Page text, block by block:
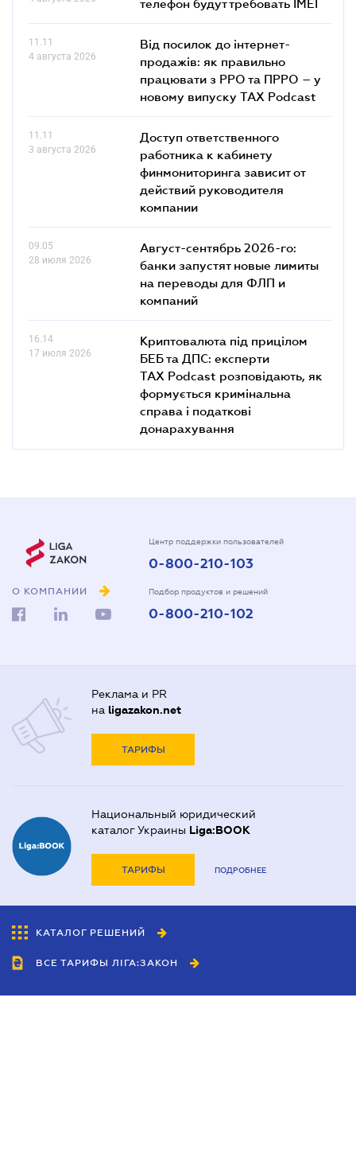
телефон будут требовать IMEI
11.11
4 августа 2026
Від посилок до інтернет-
продажів: як правильно
працювати з РРО та ПРРО – у
новому випуску TAX Podcast
11.11
3 августа 2026
Доступ ответственного
работника к кабинету
финмониторинга зависит от
действий руководителя
компании
09.05
28 июля 2026
Август-сентябрь 2026-го:
банки запустят новые лимиты
на переводы для ФЛП и
компаний
16.14
17 июля 2026
Криптовалюта під прицілом
БЕБ та ДПС: експерти
TAX Podcast розповідають, як
формується кримінальна
справа і податкові
донарахування
О КОМПАНИИ
Центр поддержки пользователей
0-800-210-103
Подбор продуктов и решений
0-800-210-102
Реклама и PR
на ligazakon.net
ТАРИФЫ
Национальный юридический
каталог Украины Liga:BOOK
ТАРИФЫ ПОДРОБНЕЕ
КАТАЛОГ РЕШЕНИЙ
ВСЕ ТАРИФЫ ЛІГА:ЗАКОН